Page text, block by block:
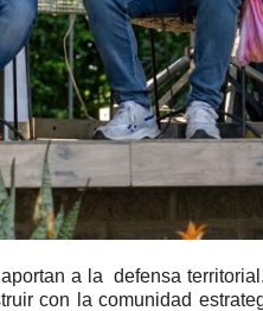
a la defensa
con la comunidad